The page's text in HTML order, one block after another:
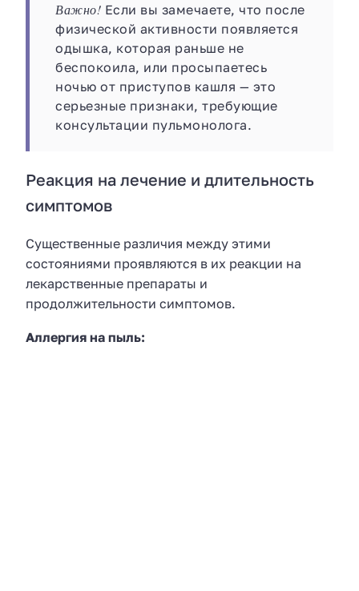
Важно! Если вы замечаете, что после
физической активности появляется
одышка, которая раньше не
беспокоила, или просыпаетесь
ночью от приступов кашля — это
серьезные признаки, требующие
консультации пульмонолога.
Реакция на лечение и длительность
симптомов
Существенные различия между этими
состояниями проявляются в их реакции на
лекарственные препараты и
продолжительности симптомов.
Аллергия на пыль: